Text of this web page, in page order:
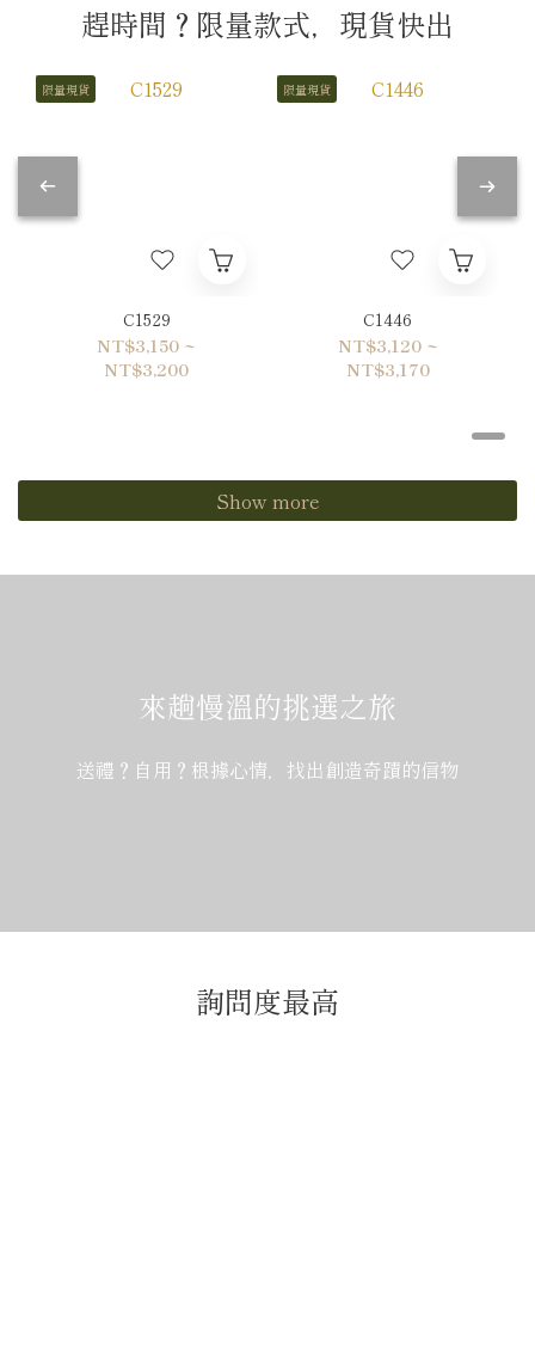
趕時間？限量款式，現貨快出
限量現貨
C1529
NT$3,150 ~
NT$3,200
限量現貨
C1446
NT$3,120 ~
NT$3,170
Show more
來趟慢溫的挑選之旅
送禮？自用？根據心情，找出創造奇蹟的信物
詢問度最高